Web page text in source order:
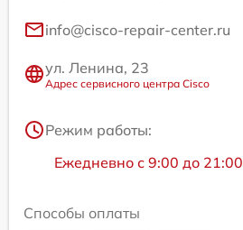
info@cisco-repair-center.ru
ул. Ленина, 23
Адрес сервисного центра Cisco
Режим работы:
Ежедневно с 9:00 до 21:00
Способы оплаты